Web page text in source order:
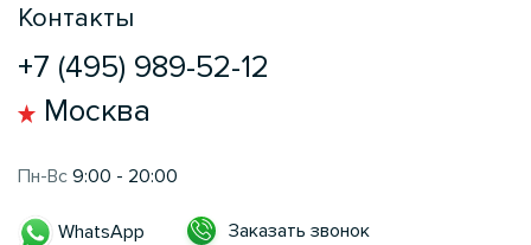
Контакты
+7 (495) 989-52-12
Москва
Пн-Вс 9:00 - 20:00
WhatsApp
Заказать звонок